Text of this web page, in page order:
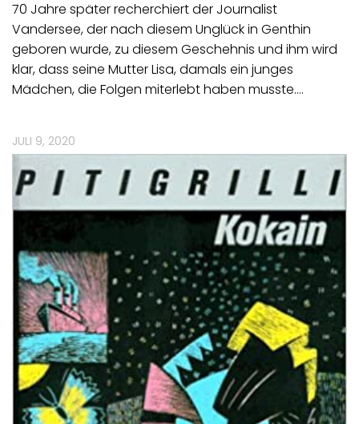
70 Jahre später recherchiert der Journalist
Vandersee, der nach diesem Unglück in Genthin
geboren wurde, zu diesem Geschehnis und ihm wird
klar, dass seine Mutter Lisa, damals ein junges
Mädchen, die Folgen miterlebt haben musste.…
JULI 9, 2020